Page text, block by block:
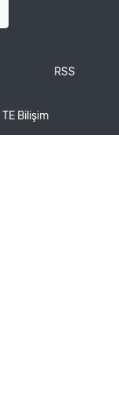
RSS
TE Bilişim